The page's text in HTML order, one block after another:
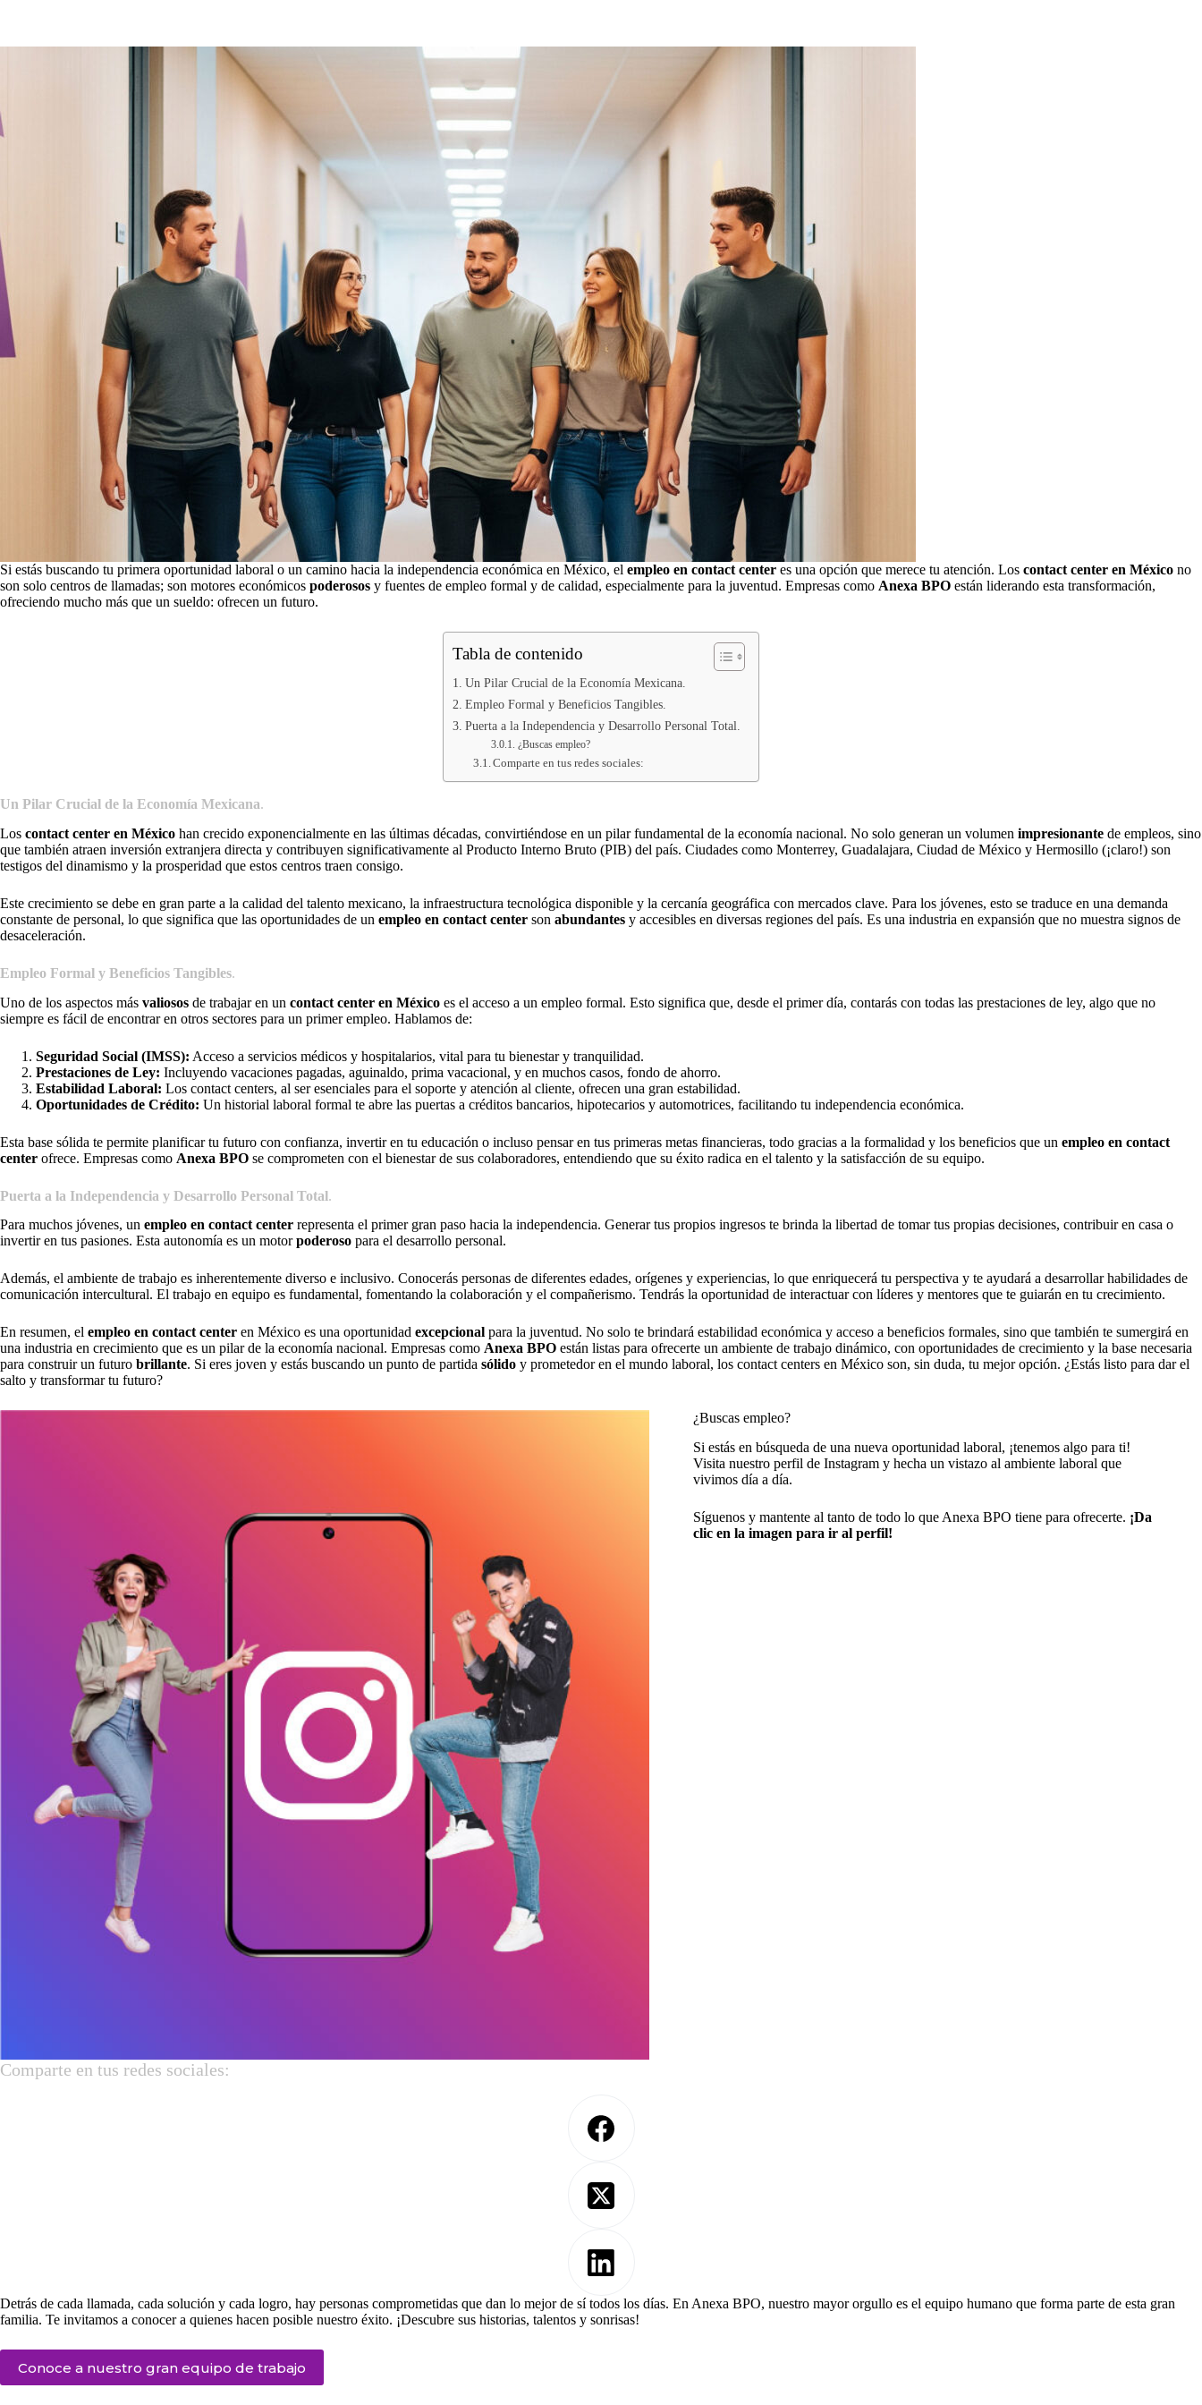
Si estás buscando tu primera oportunidad laboral o un camino hacia la independencia económica en México, el empleo en contact center es una opción que merece tu atención. Los contact center en México no
son solo centros de llamadas; son motores económicos poderosos y fuentes de empleo formal y de calidad, especialmente para la juventud. Empresas como Anexa BPO están liderando esta transformación,
ofreciendo mucho más que un sueldo: ofrecen un futuro.
Tabla de contenido
Un Pilar Crucial de la Economía Mexicana.
Empleo Formal y Beneficios Tangibles.
Puerta a la Independencia y Desarrollo Personal Total.
¿Buscas empleo?
Comparte en tus redes sociales:
Un Pilar Crucial de la Economía Mexicana.
Los contact center en México han crecido exponencialmente en las últimas décadas, convirtiéndose en un pilar fundamental de la economía nacional. No solo generan un volumen impresionante de empleos, sino
que también atraen inversión extranjera directa y contribuyen significativamente al Producto Interno Bruto (PIB) del país. Ciudades como Monterrey, Guadalajara, Ciudad de México y Hermosillo (¡claro!) son
testigos del dinamismo y la prosperidad que estos centros traen consigo.
Este crecimiento se debe en gran parte a la calidad del talento mexicano, la infraestructura tecnológica disponible y la cercanía geográfica con mercados clave. Para los jóvenes, esto se traduce en una demanda
constante de personal, lo que significa que las oportunidades de un empleo en contact center son abundantes y accesibles en diversas regiones del país. Es una industria en expansión que no muestra signos de
desaceleración.
Empleo Formal y Beneficios Tangibles.
Uno de los aspectos más valiosos de trabajar en un contact center en México es el acceso a un empleo formal. Esto significa que, desde el primer día, contarás con todas las prestaciones de ley, algo que no
siempre es fácil de encontrar en otros sectores para un primer empleo. Hablamos de:
Seguridad Social (IMSS): Acceso a servicios médicos y hospitalarios, vital para tu bienestar y tranquilidad.
Prestaciones de Ley: Incluyendo vacaciones pagadas, aguinaldo, prima vacacional, y en muchos casos, fondo de ahorro.
Estabilidad Laboral: Los contact centers, al ser esenciales para el soporte y atención al cliente, ofrecen una gran estabilidad.
Oportunidades de Crédito: Un historial laboral formal te abre las puertas a créditos bancarios, hipotecarios y automotrices, facilitando tu independencia económica.
Esta base sólida te permite planificar tu futuro con confianza, invertir en tu educación o incluso pensar en tus primeras metas financieras, todo gracias a la formalidad y los beneficios que un empleo en contact
center ofrece. Empresas como Anexa BPO se comprometen con el bienestar de sus colaboradores, entendiendo que su éxito radica en el talento y la satisfacción de su equipo.
Puerta a la Independencia y Desarrollo Personal Total.
Para muchos jóvenes, un empleo en contact center representa el primer gran paso hacia la independencia. Generar tus propios ingresos te brinda la libertad de tomar tus propias decisiones, contribuir en casa o
invertir en tus pasiones. Esta autonomía es un motorpoderoso para el desarrollo personal.
Además, el ambiente de trabajo es inherentemente diverso e inclusivo. Conocerás personas de diferentes edades, orígenes y experiencias, lo que enriquecerá tu perspectiva y te ayudará a desarrollar habilidades de
comunicación intercultural. El trabajo en equipo es fundamental, fomentando la colaboración y el compañerismo. Tendrás la oportunidad de interactuar con líderes y mentores que te guiarán en tu crecimiento.
En resumen, el empleo en contact center en México es una oportunidad excepcional para la juventud. No solo te brindará estabilidad económica y acceso a beneficios formales, sino que también te sumergirá en
una industria en crecimiento que es un pilar de la economía nacional. Empresas como Anexa BPO están listas para ofrecerte un ambiente de trabajo dinámico, con oportunidades de crecimiento y la base necesaria
para construir un futuro brillante. Si eres joven y estás buscando un punto de partida sólido y prometedor en el mundo laboral, los contact centers en México son, sin duda, tu mejor opción. ¿Estás listo para dar el
salto y transformar tu futuro?
¿Buscas empleo?
Si estás en búsqueda de una nueva oportunidad laboral, ¡tenemos algo para ti!
Visita nuestro perfil de Instagram y hecha un vistazo al ambiente laboral que
vivimos día a día.
Síguenos y mantente al tanto de todo lo que Anexa BPO tiene para ofrecerte. ¡Da
clic en la imagen para ir al perfil!
Comparte en tus redes sociales:
Detrás de cada llamada, cada solución y cada logro, hay personas comprometidas que dan lo mejor de sí todos los días. En Anexa BPO, nuestro mayor orgullo es el equipo humano que forma parte de esta gran
familia. Te invitamos a conocer a quienes hacen posible nuestro éxito. ¡Descubre sus historias, talentos y sonrisas!
Conoce a nuestro gran equipo de trabajo